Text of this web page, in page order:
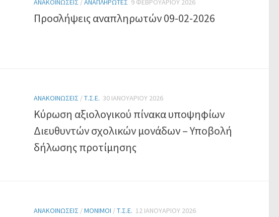
ΑΝΑΚΟΙΝΏΣΕΙΣ /ΑΝΑΠΛΗΡΩΤΈΣ 9 ΦΕΒΡΟΥΑΡΊΟΥ 2026
Προσλήψεις αναπληρωτών 09-02-2026
ΑΝΑΚΟΙΝΏΣΕΙΣ /Τ.Σ.Ε. 30 ΙΑΝΟΥΑΡΊΟΥ 2026
Κύρωση αξιολογικού πίνακα υποψηφίων
Διευθυντών σχολικών μονάδων – Υποβολή
δήλωσης προτίμησης
ΑΝΑΚΟΙΝΏΣΕΙΣ /ΜΌΝΙΜΟΙ /Τ.Σ.Ε. 12 ΙΑΝΟΥΑΡΊΟΥ 2026